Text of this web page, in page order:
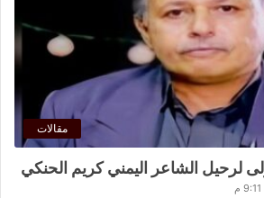
مقالات
لرحيل الشاعر اليمني كريم الحنكي